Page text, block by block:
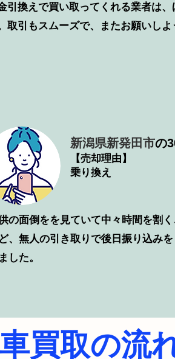
引換えで買い取ってくれる業者は
取引もスムーズで、またお願いしよ
新潟県新発田市の
【売却理由】
乗り換え
の面倒をを見ていて中々時間を割
、無人の引き取りで後日振り込み
した。
車買取の流